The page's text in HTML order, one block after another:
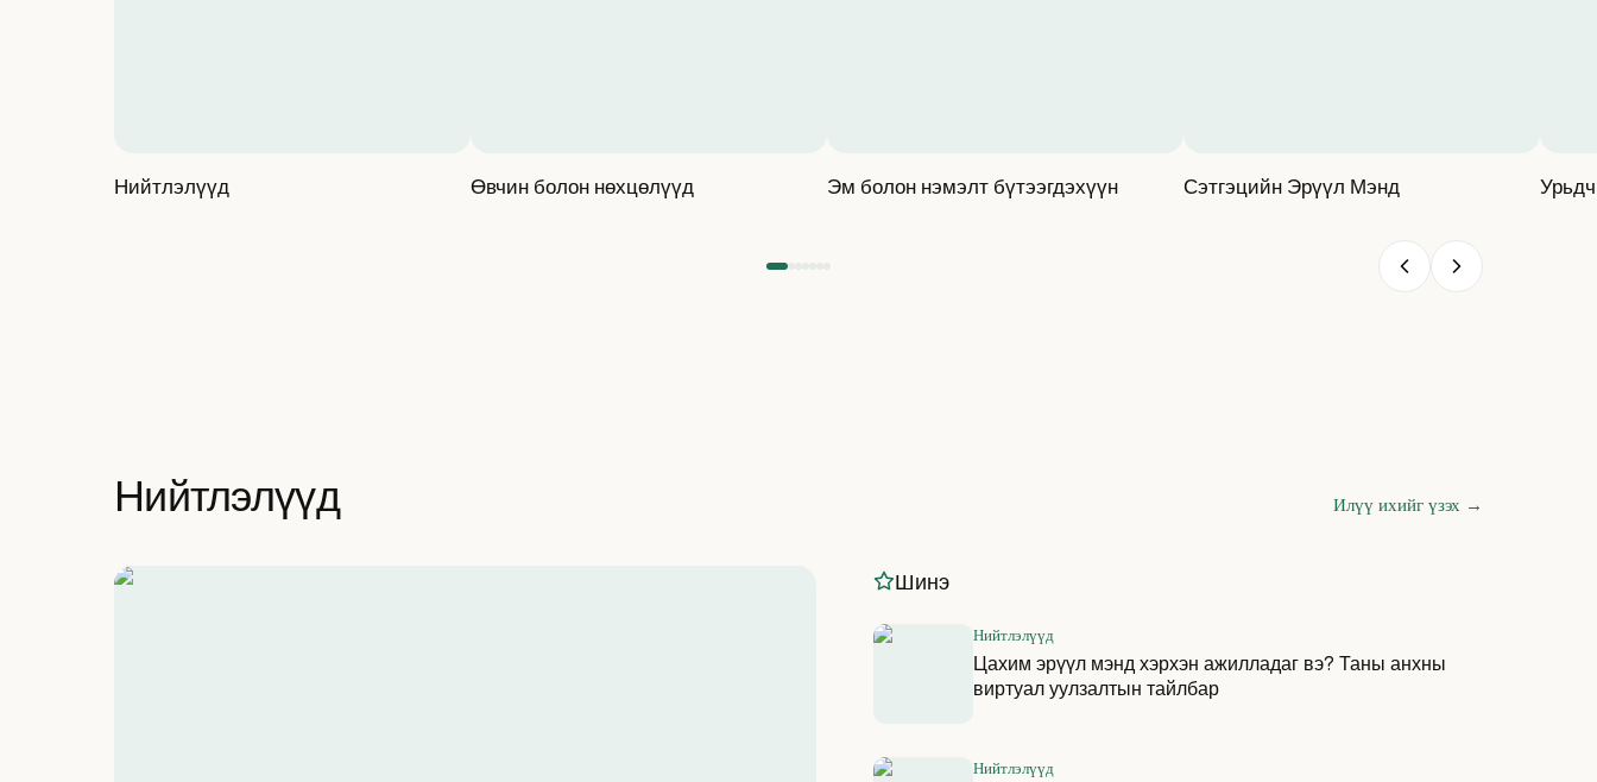
Нийтлэлүүд Өвчин болон нөхцөлүүд Эм болон нэмэлт бүтээгдэхүүн Сэтгэцийн Эрүүл Мэнд
Нийтлэлүүд Илүү ихийг үзэх →
Шинэ
Нийтлэлүүд
Цахим эрүүл мэнд хэрхэн ажилладаг вэ? Таны анхны
виртуал уулзалтын тайлбар
Нийтлэлүүд